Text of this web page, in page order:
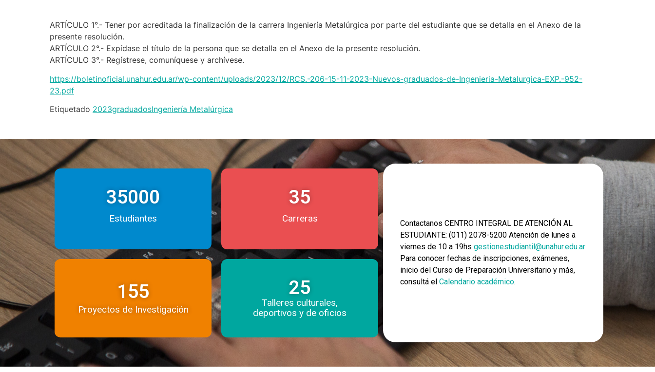
ARTÍCULO 1°.- Tener por acreditada la finalización de la carrera Ingeniería Metalúrgica por parte del estudiante que se detalla en el Anexo de la
presente resolución.
ARTÍCULO 2°.- Expídase el título de la persona que se detalla en el Anexo de la presente resolución.
ARTÍCULO 3°.- Regístrese, comuníquese y archívese.
https://boletinoficial.unahur.edu.ar/wp-content/uploads/2023/12/RCS.-206-15-11-2023-Nuevos-graduados-de-Ingenieria-Metalurgica-EXP.-952-
23.pdf
Etiquetado 2023graduadosIngeniería Metalúrgica
35000
Estudiantes
155
Proyectos de Investigación
35
Carreras
25
Talleres culturales,
deportivos y de oficios
Contactanos CENTRO INTEGRAL DE ATENCIÓN AL
ESTUDIANTE: (011) 2078-5200 Atención de lunes a
viernes de 10 a 19hs gestionestudiantil@unahur.edu.ar
Para conocer fechas de inscripciones, exámenes,
inicio del Curso de Preparación Universitario y más,
consultá el Calendario académico.